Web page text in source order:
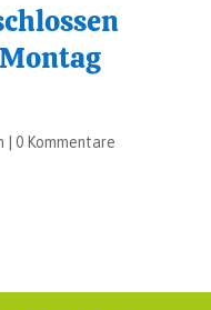
0 Kommentare